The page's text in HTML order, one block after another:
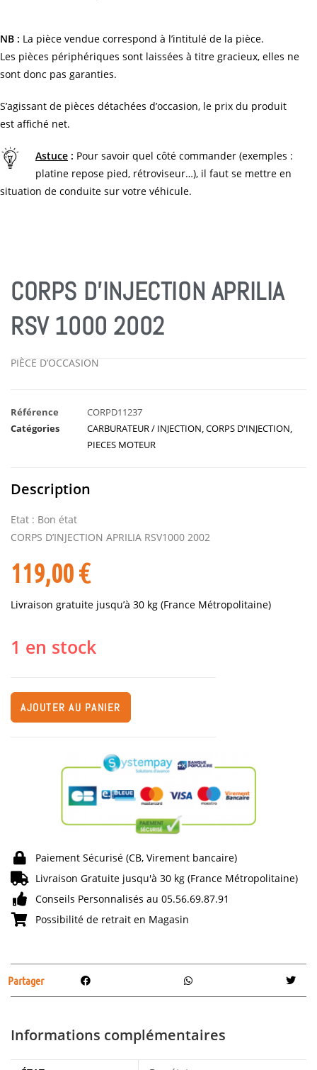
NB : La pièce vendue correspond à l’intitulé de la pièce.
Les pièces périphériques sont laissées à titre gracieux, elles ne
sont donc pas garanties.
S’agissant de pièces détachées d’occasion, le prix du produit
est affiché net.
Astuce : Pour savoir quel côté commander (exemples :
platine repose pied, rétroviseur…), il faut se mettre en
situation de conduite sur votre véhicule.
CORPS D’INJECTION APRILIA
RSV 1000 2002
PIÈCE D’OCCASION
Référence
CORPD11237
Catégories
CARBURATEUR / INJECTION CORPS D'INJECTION
PIECES MOTEUR
Description
Etat : Bon état
CORPS D’INJECTION APRILIA RSV1000 2002
119,00€
Livraison gratuite jusqu’à 30 kg (France Métropolitaine)
1 en stock
AJOUTER AU PANIER
Paiement Sécurisé (CB, Virement bancaire)
Livraison Gratuite jusqu'à 30 kg (France Métropolitaine)
Conseils Personnalisés au 05.56.69.87.91
Possibilité de retrait en Magasin
Partager
Informations complémentaires